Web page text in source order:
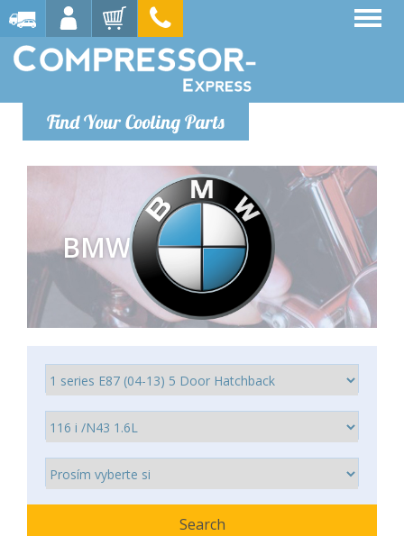
Find Your Cooling Parts
BMW